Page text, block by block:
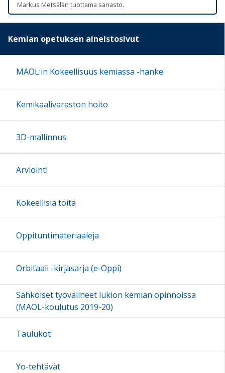
Markus Metsälän tuottama sanasto.
Kemian opetuksen aineistosivut
MAOL:in Kokeellisuus kemiassa -hanke
Kemikaalivaraston hoito
3D-mallinnus
Arviointi
Kokeellisia töitä
Oppituntimateriaaleja
Orbitaali -kirjasarja (e-Oppi)
Sähköiset työvälineet lukion kemian opinnoissa
(MAOL-koulutus 2019-20)
Taulukot
Yo-tehtävät